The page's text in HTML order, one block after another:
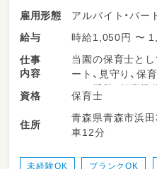
雇用形態
アルバイト・パー
給与
時給1,050円 〜
仕事
内容
当園の保育士と
ート、見守り、保
レの援助、行事
す。柔軟な保育環
とりにしっかり
す。勤務日数や時
資格 保育士
住所
青森県青森市浜田3-3-49 青い
車12分
未経験OK ブランクOK